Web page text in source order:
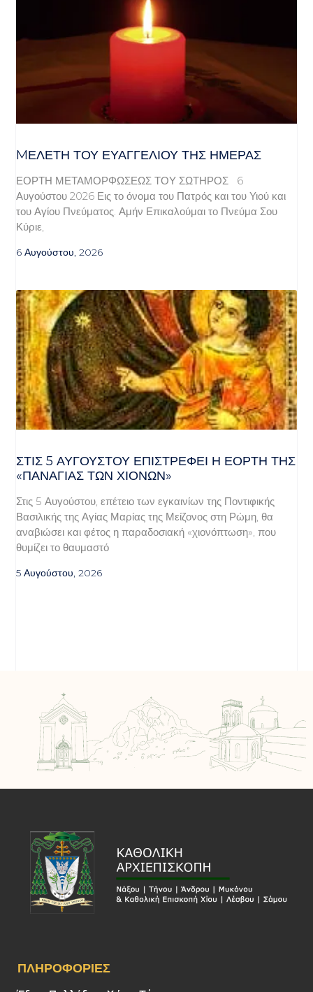
MΕΛΈΤΗ ΤΟΥ ΕΥΑΓΓΕΛΊΟΥ ΤΗΣ ΗΜΈΡΑΣ
ΕΟΡΤΗ ΜΕΤΑΜΟΡΦΩΣΕΩΣ ΤΟΥ ΣΩΤΗΡΟΣ 6
Αυγούστου 2026 Εις το όνομα του Πατρός και του Υιού και
του Αγίου Πνεύματος. Αμήν Επικαλούμαι το Πνεύμα Σου
Κύριε,
6 Αυγούστου, 2026
ΣΤΙΣ 5 ΑΥΓΟΎΣΤΟΥ ΕΠΙΣΤΡΈΦΕΙ Η ΕΟΡΤΉ ΤΗΣ
«ΠΑΝΑΓΊΑΣ ΤΩΝ ΧΙΌΝΩΝ»
Στις 5 Αυγούστου, επέτειο των εγκαινίων της Ποντιφικής
Βασιλικής της Αγίας Μαρίας της Μείζονος στη Ρώμη, θα
αναβιώσει και φέτος η παραδοσιακή «χιονόπτωση», που
θυμίζει το θαυμαστό
5 Αυγούστου, 2026
ΠΛΗΡΟΦΟΡΊΕΣ